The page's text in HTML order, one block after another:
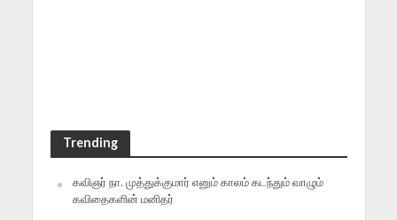
Trending
கவிஞர் நா. முத்துக்குமார் எனும் காலம் கடந்தும் வாழும்
கவிதைகளின் மனிதர்